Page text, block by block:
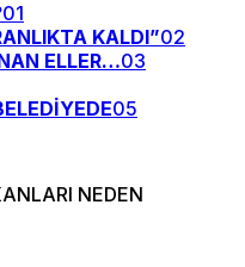
01
KALDI”02
ELLER…03
05